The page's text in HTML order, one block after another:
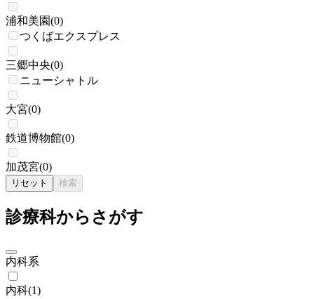
浦和美園(0)
つくばエクスプレス
三郷中央(0)
ニューシャトル
大宮(0)
鉄道博物館(0)
加茂宮(0)
リセット 検索
診療科からさがす
内科系
内科(1)